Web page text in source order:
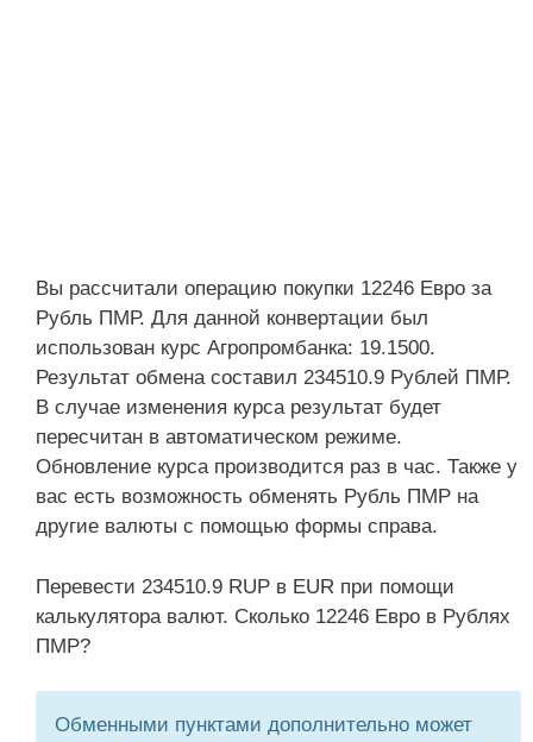
Вы рассчитали операцию покупки 12246 Евро за
Рубль ПМР. Для данной конвертации был
использован курс Агропромбанка: 19.1500.
Результат обмена составил 234510.9 Рублей ПМР.
В случае изменения курса результат будет
пересчитан в автоматическом режиме.
Обновление курса производится раз в час. Также у
вас есть возможность обменять Рубль ПМР на
другие валюты с помощью формы справа.
Перевести 234510.9 RUP в EUR при помощи
калькулятора валют. Сколько 12246 Евро в Рублях
ПМР?
Обменными пунктами дополнительно может